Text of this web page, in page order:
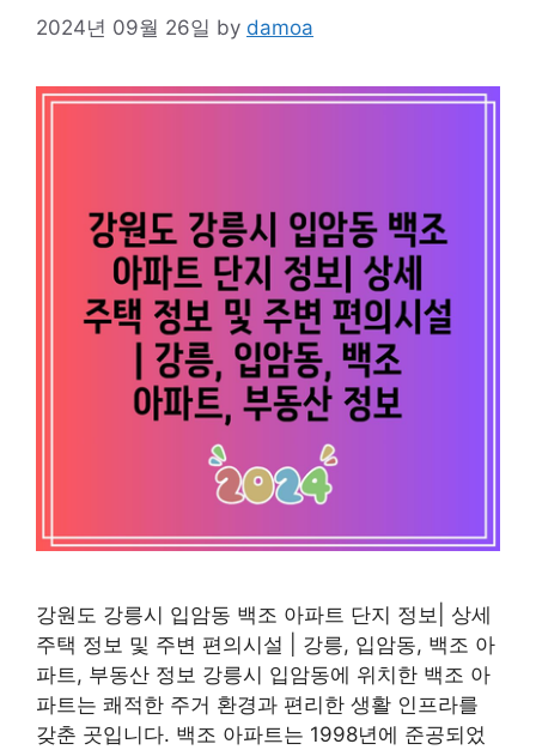
2024년 09월 26일 by damoa
강원도 강릉시 입암동 백조 아파트 단지 정보| 상세
주택 정보 및 주변 편의시설 | 강릉, 입암동, 백조 아
파트, 부동산 정보 강릉시 입암동에 위치한 백조 아
파트는 쾌적한 주거 환경과 편리한 생활 인프라를
갖춘 곳입니다. 백조 아파트는 1998년에 준공되었